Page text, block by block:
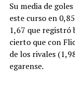
Su media de
este curso en
1,67 que registró
cierto que con
de los rivales
egarense.